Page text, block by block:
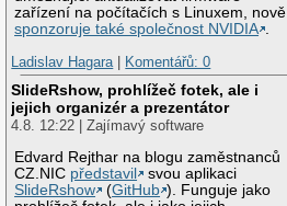
zařízení na počítačích s Linuxem, nově
sponzoruje také společnost NVIDIA .
Ladislav Hagara | Komentářů: 0
SlideRshow, prohlížeč fotek, ale i
jejich organizér a prezentátor
4.8. 12:22 | Zajímavý software
Edvard Rejthar na blogu zaměstnanců
CZ.NIC představil
svou aplikaci
SlideRshow
(GitHub ). Funguje jako